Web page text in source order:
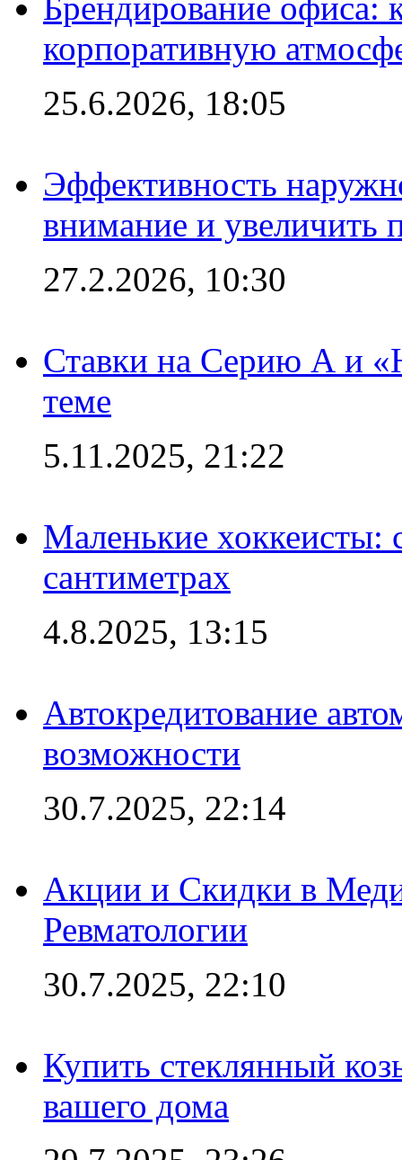
корпоративную
25.6.2026, 18:05
Эффективность
внимание и увеличить
27.2.2026, 10:30
Ставки на Серию А и
теме
5.11.2025, 21:22
Маленькие хоккеисты:
сантиметрах
4.8.2025, 13:15
Автокредитование
возможности
30.7.2025, 22:14
Акции и Скидки в
Ревматологии
30.7.2025, 22:10
Купить стеклянный
вашего дома